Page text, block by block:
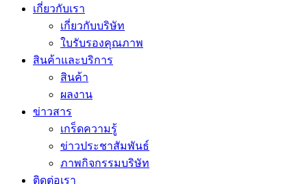
เกี่ยวกับเรา
เกี่ยวกับบริษัท
ใบรับรองคุณภาพ
สินค้าและบริการ
สินค้า
ผลงาน
ข่าวสาร
เกร็ดความรู้
ข่าวประชาสัมพันธ์
ภาพกิจกรรมบริษัท
ติดต่อเรา